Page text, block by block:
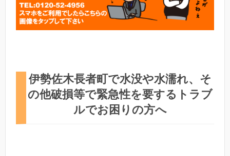
伊勢佐木長者町で水没や水濡れ、そ
の他破損等で緊急性を要するトラブ
ルでお困りの方へ